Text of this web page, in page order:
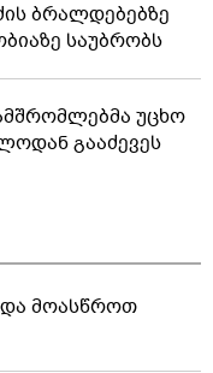
ბრალდებებზე
საუბრობს
უცხო
გააძევეს
მოასწროთ